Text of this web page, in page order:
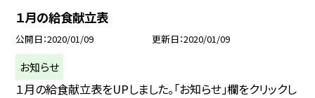
１月の給食献立表
公開日 2020/01/09 更新日 2020/01/09
お知らせ
１月の給食献立表をUPしました。「お知らせ」欄をクリックし